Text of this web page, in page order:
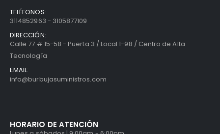
TELÉFONOS:
3114852963 - 3105877109
DIRECCIÓN:
Calle 77 # 15-58 - Puerta 3 / Local 1-98 / Centro de Alta
Tecnología
EMAIL:
info@burbujasuministros.com
HORARIO DE ATENCIÓN